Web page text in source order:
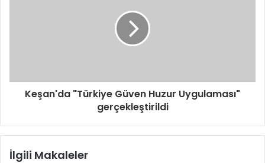
Keşan'da "Türkiye Güven Huzur Uygulaması"
gerçekleştirildi
İlgili Makaleler